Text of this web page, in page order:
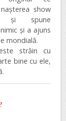
show
și spune
și a ajuns
mondială.
străin cu
bine cu ele,